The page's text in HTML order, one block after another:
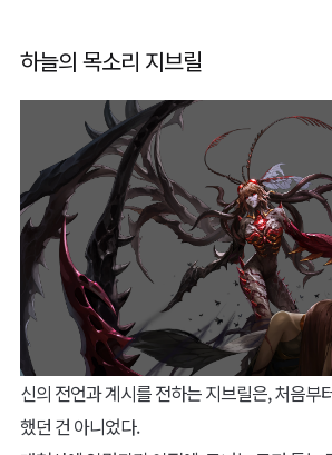
하늘의 목소리 지브릴
신의 전언과 계시를 전하는 지브릴은, 처음부
했던 건 아니었다.